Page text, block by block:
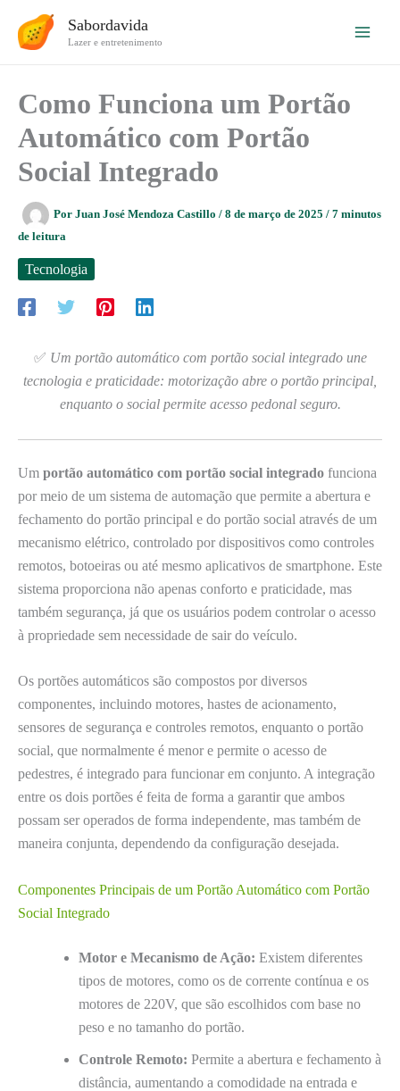
para
Sabordavida
Lazer e entretenimento
Como Funciona um Portão
Automático com Portão
Social Integrado
Por Juan José Mendoza Castillo / 8 de março de 2025 / 7 minutos
de leitura
Tecnologia
✅ Um portão automático com portão social integrado une
tecnologia e praticidade: motorização abre o portão principal,
enquanto o social permite acesso pedonal seguro.
Um portão automático com portão social integrado funciona
por meio de um sistema de automação que permite a abertura e
fechamento do portão principal e do portão social através de um
mecanismo elétrico, controlado por dispositivos como controles
remotos, botoeiras ou até mesmo aplicativos de smartphone. Este
sistema proporciona não apenas conforto e praticidade, mas
também segurança, já que os usuários podem controlar o acesso
à propriedade sem necessidade de sair do veículo.
Os portões automáticos são compostos por diversos
componentes, incluindo motores, hastes de acionamento,
sensores de segurança e controles remotos, enquanto o portão
social, que normalmente é menor e permite o acesso de
pedestres, é integrado para funcionar em conjunto. A integração
entre os dois portões é feita de forma a garantir que ambos
possam ser operados de forma independente, mas também de
maneira conjunta, dependendo da configuração desejada.
Componentes Principais de um Portão Automático com Portão
Social Integrado
Motor e Mecanismo de Ação: Existem diferentes
tipos de motores, como os de corrente contínua e os
motores de 220V, que são escolhidos com base no
peso e no tamanho do portão.
Controle Remoto: Permite a abertura e fechamento à
distância, aumentando a comodidade na entrada e